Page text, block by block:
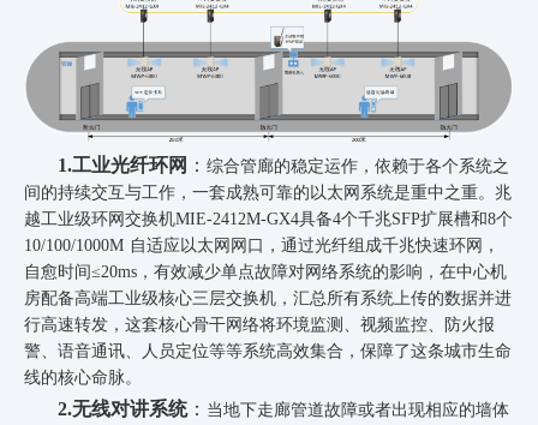
1.工业光纤环网 ： 综合管廊的稳定运作，依赖于各个系统之
间的持续交互与工作，一套成熟可靠的以太网系统是重中之重。兆
越工业级环网交换机MIE-2412M-GX4具备4个千兆SFP扩展槽和8个
10/100/1000M 自适应以太网网口，通过光纤组成千兆快速环网，
自愈时间≤20ms，有效减少单点故障对网络系统的影响，在中心机
房配备高端工业级核心三层交换机，汇总所有系统上传的数据并进
行高速转发，这套核心骨干网络将环境监测、视频监控、防火报
警、语音通讯、人员定位等等系统高效集合，保障了这条城市生命
线的核心命脉。
2.无线对讲系统： 当地下走廊管道故障或者出现相应的墙体